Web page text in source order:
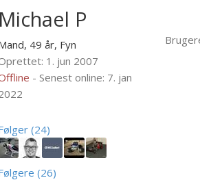
Michael P
49 år, Fyn
1. jun 2007
- Senest online: 7. jan
(24)
(26)